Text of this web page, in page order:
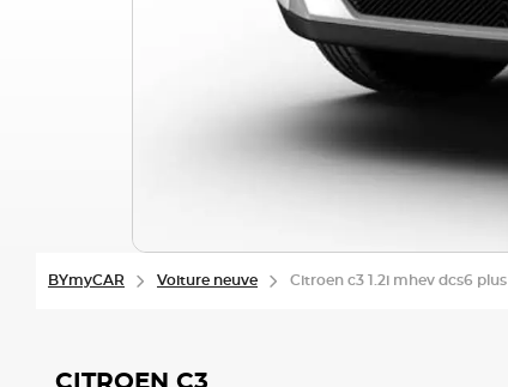
BYmyCAR Voiture neuve Citroen c3 1.2i mhev dcs6 plus